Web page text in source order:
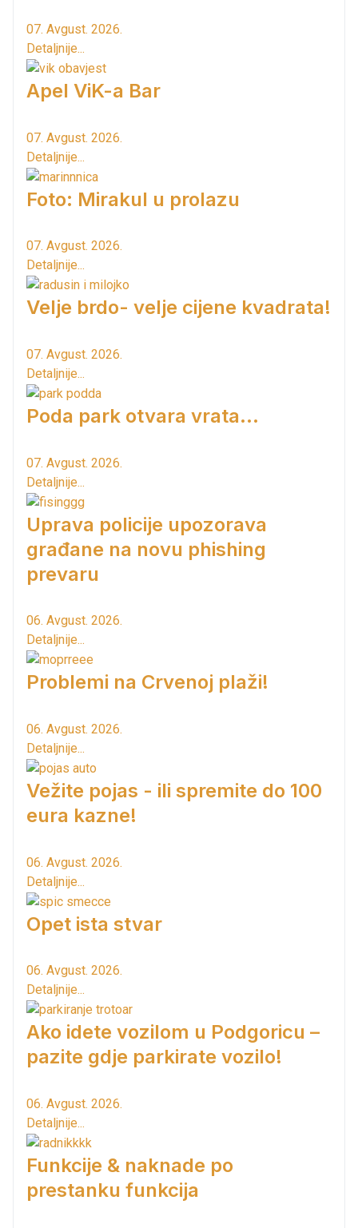
07. Avgust. 2026.
Detaljnije...
Apel ViK-a Bar
07. Avgust. 2026.
Detaljnije...
Foto: Mirakul u prolazu
07. Avgust. 2026.
Detaljnije...
Velje brdo- velje cijene kvadrata!
07. Avgust. 2026.
Detaljnije...
Poda park otvara vrata...
07. Avgust. 2026.
Detaljnije...
Uprava policije upozorava
građane na novu phishing
prevaru
06. Avgust. 2026.
Detaljnije...
Problemi na Crvenoj plaži!
06. Avgust. 2026.
Detaljnije...
Vežite pojas - ili spremite do 100
eura kazne!
06. Avgust. 2026.
Detaljnije...
Opet ista stvar
06. Avgust. 2026.
Detaljnije...
Ako idete vozilom u Podgoricu –
pazite gdje parkirate vozilo!
06. Avgust. 2026.
Detaljnije...
Funkcije & naknade po
prestanku funkcija